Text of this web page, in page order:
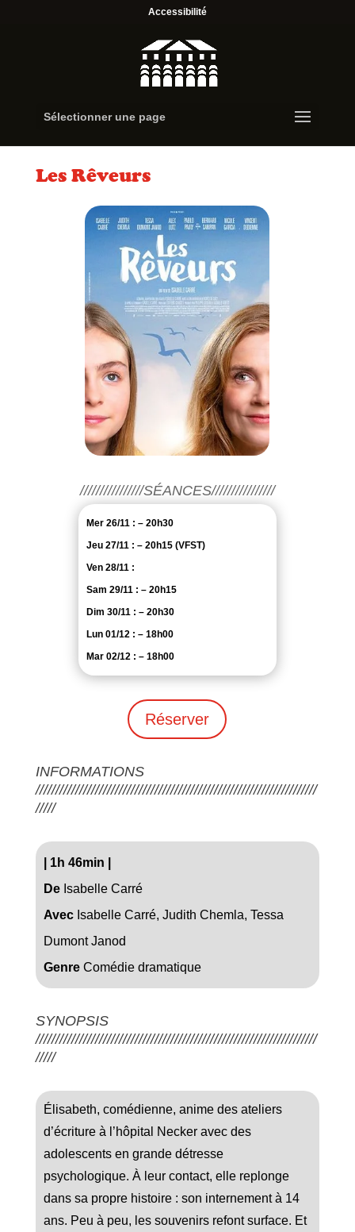
Accessibilité
Sélectionner une page
Les Rêveurs
////////////////SÉANCES////////////////
Mer 26/11 : – 20h30
Jeu 27/11 : – 20h15 (VFST)
Ven 28/11 :
Sam 29/11 : – 20h15
Dim 30/11 : – 20h30
Lun 01/12 : – 18h00
Mar 02/12 : – 18h00
Réserver
INFORMATIONS
///////////////////////////////////////////////////////////////////////
/////
1h 46min
DeIsabelle Carré
AvecIsabelle Carré, Judith Chemla, Tessa
Dumont Janod
GenreComédie dramatique
SYNOPSIS
///////////////////////////////////////////////////////////////////////
/////
Élisabeth, comédienne, anime des ateliers
d’écriture à l’hôpital Necker avec des
adolescents en grande détresse
psychologique. À leur contact, elle replonge
dans sa propre histoire : son internement à 14
ans. Peu à peu, les souvenirs refont surface. Et